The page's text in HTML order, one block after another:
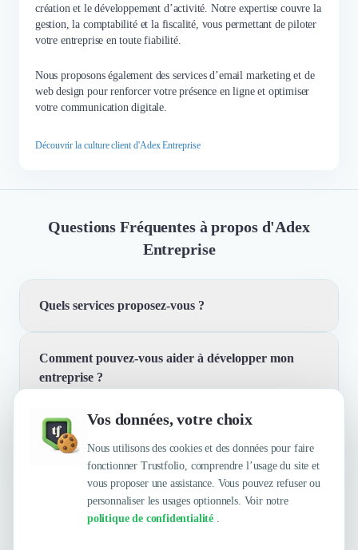
Vos données, votre choix
Nous utilisons des cookies et des données pour faire
fonctionner Trustfolio, comprendre l’usage du site et
vous proposer une assistance. Vous pouvez refuser ou
personnaliser les usages optionnels. Voir notre
politique de confidentialité .
création et le développement d’activité. Notre expertise couvre la
gestion, la comptabilité et la fiscalité, vous permettant de piloter
votre entreprise en toute fiabilité.
Nous proposons également des services d’email marketing et de
web design pour renforcer votre présence en ligne et optimiser
votre communication digitale.
Découvrir la culture client d'Adex Entreprise
Questions Fréquentes à propos d'Adex
Entreprise
Quels services proposez-vous ?
Nous proposons des services de comptabilité, de
fiscalité et de gestion sociale pour les entreprises. Notre
décisions pour sécuriser et développer votre activité.
Comment pouvez-vous aider à développer mon
entreprise ?
Nous accompagnons les entreprises dans la reprise, la
création et le développement d'activité. Notre expertise
couvre la gestion, la comptabilité et la fiscalité pour
vous permettre de piloter votre entreprise en toute
Quelles sont les principales qualités que leur
reconnaissent leurs clients ?
Trustfolio a authentifié les feedbacks suivants :
Rapidité, Sympathique, Expertise, Efficacité,